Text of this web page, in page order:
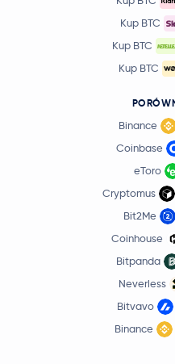
Kup BTC
Kup BTC
Kup BTC
Binance
Coinbase
eToro
Cryptomus
Bit2Me
Coinhouse
Bitpanda
Neverless
Bitvavo
Binance